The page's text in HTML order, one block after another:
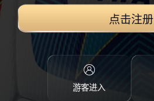
点击注册
游客进入